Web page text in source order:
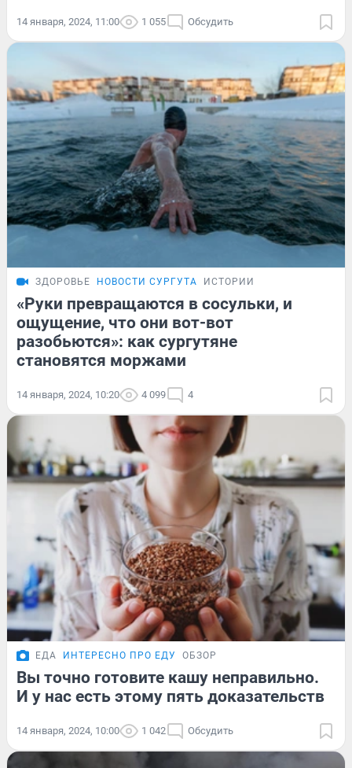
14 января, 2024, 11:00 1 055 Обсудить
ЗДОРОВЬЕ НОВОСТИ СУРГУТА ИСТОРИИ
«Руки превращаются в сосульки, и
ощущение, что они вот-вот
разобьются»: как сургутяне
становятся моржами
14 января, 2024, 10:20 4 099 4
ЕДА ИНТЕРЕСНО ПРО ЕДУ ОБЗОР
Вы точно готовите кашу неправильно.
И у нас есть этому пять доказательств
14 января, 2024, 10:00 1 042 Обсудить